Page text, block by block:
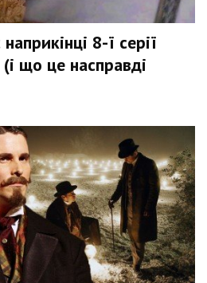
8-ї серії
що це насправді